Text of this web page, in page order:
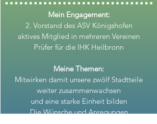
Mein Engagement:
2. Vorstand des ASV Königshofen
aktives Mitglied in mehreren Vereinen
Prüfer für die IHK Heilbronn
Meine Themen:
Mitwirken damit unsere zwölf Stadtteile
weiter zusammenwachsen
und eine starke Einheit bilden
Die Wünsche und Anregungen